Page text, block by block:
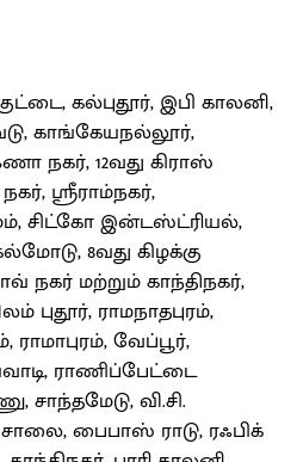
கல்புதூர், இபி காலனி,
காங்கேயநல்லூர்,
நகர், 12வது கிராஸ்
ஸ்ரீராம்நகர்,
சிட்கோ இன்டஸ்ட்ரியல்,
8வது கிழக்கு
நகர் மற்றும் காந்திநகர்,
புதூர், ராமநாதபுரம்,
வேப்பூர்,
ராணிப்பேட்டை
சாந்தமேடு, வி.சி.
சாலை, பைபாஸ் ராடு, ரஃபிக்